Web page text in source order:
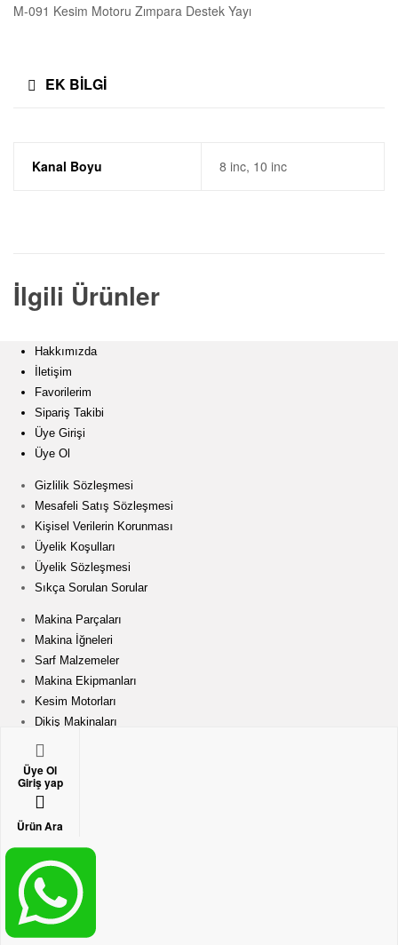
k
m
l
D
k
ş
M
a
k
i
n
M-091 Kesim Motoru Zımpara Destek Yayı
EK BILGI
Kanal Boyu 8 inc, 10 inc
İlgili Ürünler
Hakkımızda
İletişim
Favorilerim
Sipariş Takibi
Üye Girişi
Üye Ol
Gizlilik Sözleşmesi
Mesafeli Satış Sözleşmesi
Kişisel Verilerin Korunması
Üyelik Koşulları
Üyelik Sözleşmesi
Sıkça Sorulan Sorular
Makina Parçaları
Makina İğneleri
Sarf Malzemeler
Makina Ekipmanları
Kesim Motorları
Dikiş Makinaları
Merter Güngören/ İSTANBUL
Telefon: 0212 502 45 06
0549 737 19 71
E-Mail: yparca@kecoglumakina.com
E-Mail: info@dikismakinaparca.com
Telif Hakkı © Keçoğlu Makina Sanayi ve Ticaret Anonim Şirketi
Facebook
Instagram
Üye Ol
Giriş yap
Ürün Ara